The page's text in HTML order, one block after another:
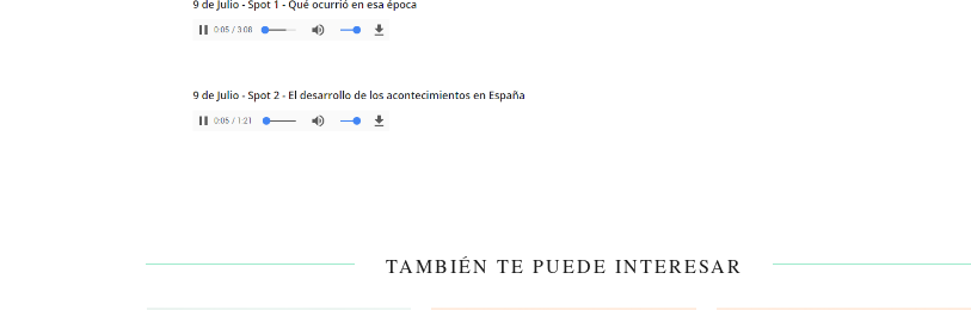
TAMBIÉN TE PUEDE INTERESAR